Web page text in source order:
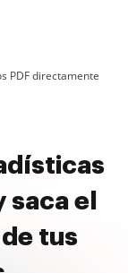
PDF directamente
el
tus